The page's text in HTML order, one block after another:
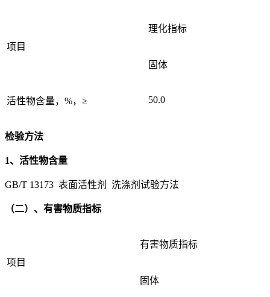
项目
理化指标
固体
活性物含量，%，≥ 50.0
检验方法
1、活性物含量
GB/T 13173 表面活性剂 洗涤剂试验方法
（二）、有害物质指标
项目
有害物质指标
固体